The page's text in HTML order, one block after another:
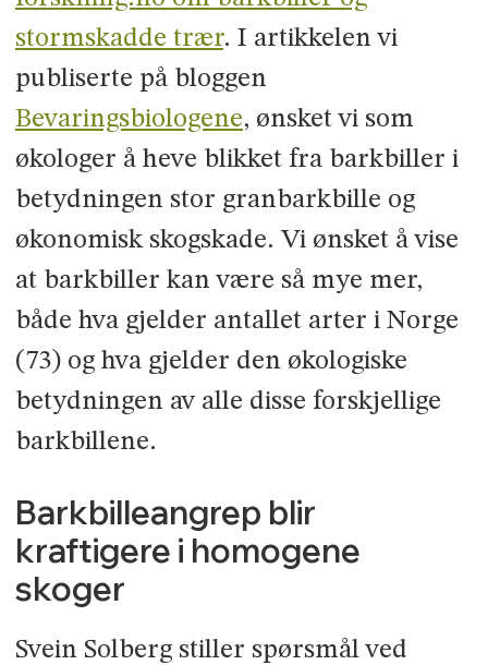
stormskadde trær. I artikkelen vi
publiserte på bloggen
Bevaringsbiologene, ønsket vi som
økologer å heve blikket fra barkbiller i
betydningen stor granbarkbille og
økonomisk skogskade. Vi ønsket å vise
at barkbiller kan være så mye mer,
både hva gjelder antallet arter i Norge
(73) og hva gjelder den økologiske
betydningen av alle disse forskjellige
barkbillene.
Barkbilleangrep blir
kraftigere i homogene
skoger
Svein Solberg stiller spørsmål ved